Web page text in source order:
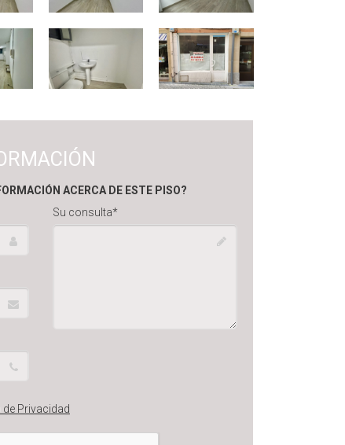
ACERCA DE ESTE PISO?
Su consulta*
de Privacidad